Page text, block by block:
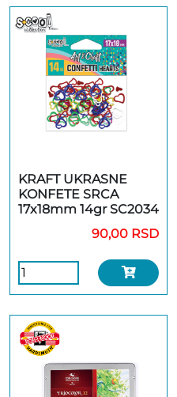
KRAFT UKRASNE
KONFETE SRCA
17x18mm 14gr SC2034
90,00 RSD